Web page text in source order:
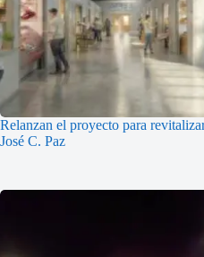
Relanzan el proyecto para
José C. Paz